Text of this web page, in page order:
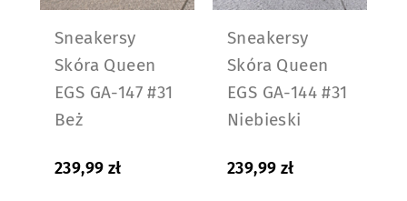
Sneakersy
Skóra Queen
EGS GA-147 #31
Beż
239,99 zł
Sneakersy
Skóra Queen
EGS GA-144 #31
Niebieski
239,99 zł